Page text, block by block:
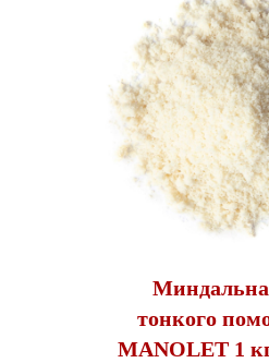
тонкого
MANOLET 1